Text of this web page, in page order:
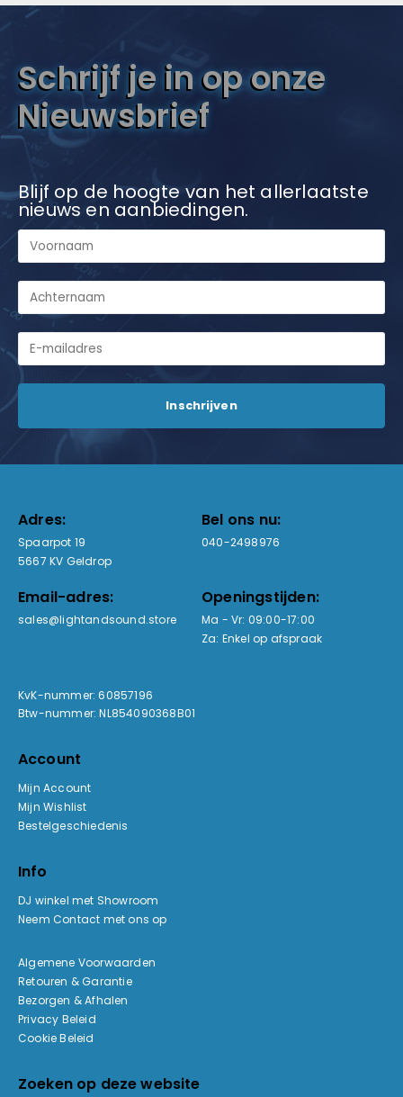
Schrijf je in op onze
Nieuwsbrief
Blijf op de hoogte van het allerlaatste
nieuws en aanbiedingen.
Adres:
Spaarpot 19
5667 KV Geldrop
Bel ons nu:
040-2498976
Email-adres:
sales@lightandsound.store
Openingstijden:
Ma - Vr: 09:00-17:00
Za: Enkel op afspraak
KvK-nummer: 60857196
Btw-nummer: NL854090368B01
Account
Mijn Account
Mijn Wishlist
Bestelgeschiedenis
Info
DJ winkel met Showroom
Neem Contact met ons op
Algemene Voorwaarden
Retouren & Garantie
Bezorgen & Afhalen
Privacy Beleid
Cookie Beleid
Zoeken op deze website